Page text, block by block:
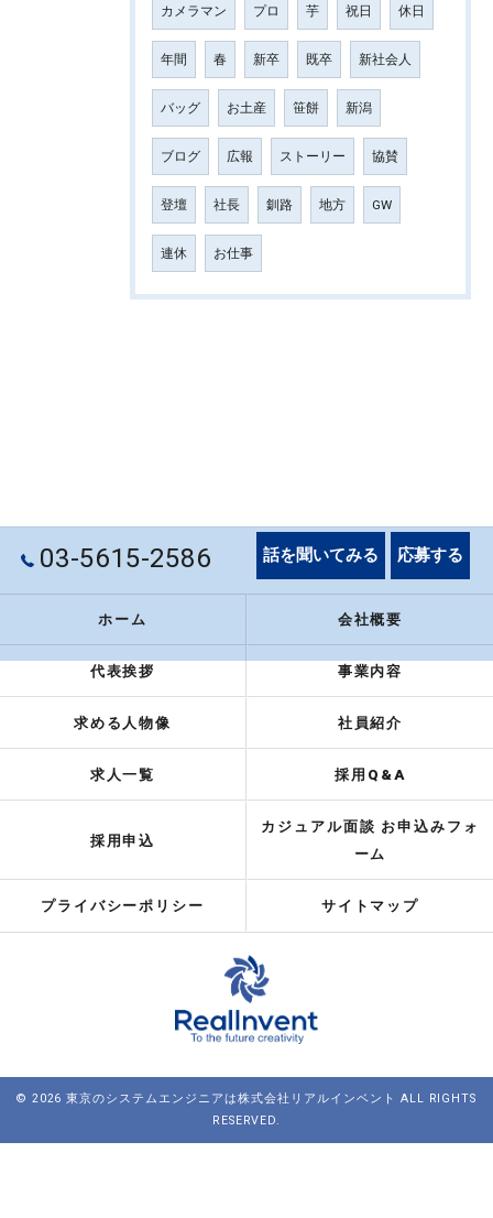
カメラマン プロ 芋 祝日 休日
年間 春 新卒 既卒 新社会人
バッグ お土産 笹餅 新潟
ブログ 広報 ストーリー 協賛
登壇 社長 釧路 地方 GW
連休 お仕事
03-5615-2586 話を聞いてみる 応募する
ホーム 会社概要
代表挨拶 事業内容
求める人物像 社員紹介
求人一覧 採用Q&A
採用申込
カジュアル面談 お申込みフォ
ーム
プライバシーポリシー サイトマップ
© 2026 東京のシステムエンジニアは株式会社リアルインベント ALL RIGHTS
RESERVED.